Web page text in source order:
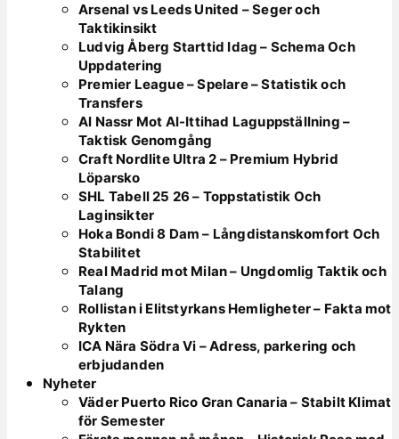
Arsenal vs Leeds United – Seger och
Taktikinsikt
Ludvig Åberg Starttid Idag – Schema Och
Uppdatering
Premier League – Spelare – Statistik och
Transfers
Al Nassr Mot Al-Ittihad Laguppställning –
Taktisk Genomgång
Craft Nordlite Ultra 2 – Premium Hybrid
Löparsko
SHL Tabell 25 26 – Toppstatistik Och
Laginsikter
Hoka Bondi 8 Dam – Långdistanskomfort Och
Stabilitet
Real Madrid mot Milan – Ungdomlig Taktik och
Talang
Rollistan i Elitstyrkans Hemligheter – Fakta mot
Rykten
ICA Nära Södra Vi – Adress, parkering och
erbjudanden
Nyheter
Väder Puerto Rico Gran Canaria – Stabilt Klimat
för Semester